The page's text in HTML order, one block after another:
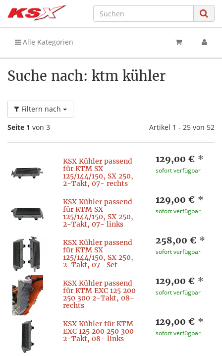
Alle Kategorien
Suche nach: ktm kühler
Filtern nach
Seite 1 von 3 Artikel 1 - 25 von 52
KSX Kühler passend
für KTM SX
125/144/150, SX 250,
2-Takt, 07- rechts
129,00 € *
sofort verfügbar
KSX Kühler passend
für KTM SX
125/144/150, SX 250,
2-Takt, 07- links
129,00 € *
sofort verfügbar
KSX Kühler passend
für KTM SX
125/144/150, SX 250,
2-Takt, 07- Set
258,00 € *
sofort verfügbar
KSX Kühler passend
für KTM EXC 125 200
250 300 2-Takt, 08-
rechts
129,00 € *
sofort verfügbar
KSX Kühler für KTM
EXC 125 200 250 300
2-Takt, 08- links
129,00 € *
sofort verfügbar